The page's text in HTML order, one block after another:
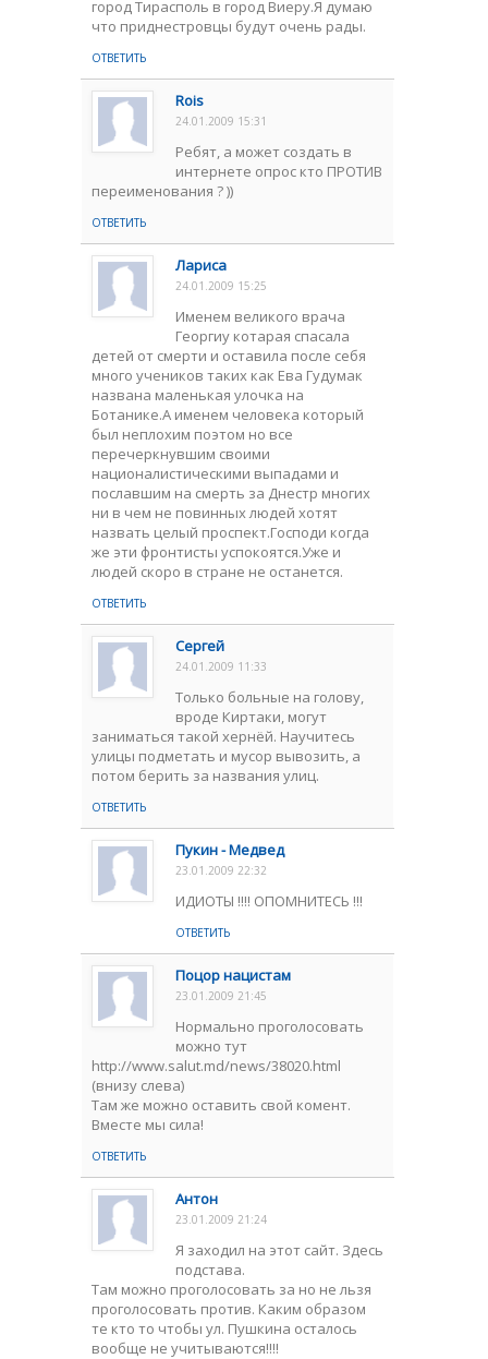
город Тирасполь в город Виеру.Я думаю
что приднестровцы будут очень рады.
ОТВЕТИТЬ
Rois
24.01.2009 15:31
Ребят, а может создать в
интернете опрос кто ПРОТИВ
переименования ? ))
ОТВЕТИТЬ
Лариса
24.01.2009 15:25
Именем великого врача
Георгиу котарая спасала
детей от смерти и оставила после себя
много учеников таких как Ева Гудумак
названа маленькая улочка на
Ботанике.А именем человека который
был неплохим поэтом но все
перечеркнувшим своими
националистическими выпадами и
пославшим на смерть за Днестр многих
ни в чем не повинных людей хотят
назвать целый проспект.Господи когда
же эти фронтисты успокоятся.Уже и
людей скоро в стране не останется.
ОТВЕТИТЬ
Сергей
24.01.2009 11:33
Только больные на голову,
вроде Киртаки, могут
заниматься такой хернёй. Научитесь
улицы подметать и мусор вывозить, а
потом берить за названия улиц.
ОТВЕТИТЬ
Пукин - Медвед
23.01.2009 22:32
ИДИОТЫ !!!! ОПОМНИТЕСЬ !!!
ОТВЕТИТЬ
Поцор нацистам
23.01.2009 21:45
Нормально проголосовать
можно тут
http://www.salut.md/news/38020.html
(внизу слева)
Там же можно оставить свой комент.
Вместе мы сила!
ОТВЕТИТЬ
Антон
23.01.2009 21:24
Я заходил на этот сайт. Здесь
подстава.
Там можно проголосовать за но не льзя
проголосовать против. Каким образом
те кто то чтобы ул. Пушкина осталось
вообще не учитываются!!!!